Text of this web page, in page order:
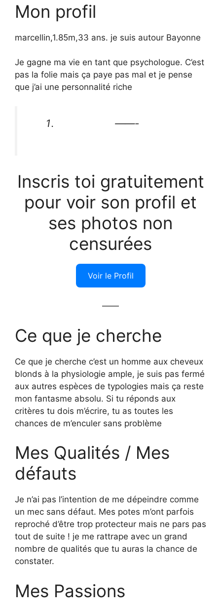
Mon profil
marcellin,1.85m,33 ans. je suis autour Bayonne
Je gagne ma vie en tant que psychologue. C’est
pas la folie mais ça paye pas mal et je pense
que j’ai une personnalité riche
——-
Inscris toi gratuitement
pour voir son profil et
ses photos non
censurées
Voir le Profil
——
Ce que je cherche
Ce que je cherche c’est un homme aux cheveux
blonds à la physiologie ample, je suis pas fermé
aux autres espèces de typologies mais ça reste
mon fantasme absolu. Si tu réponds aux
critères tu dois m’écrire, tu as toutes les
chances de m’enculer sans problème
Mes Qualités / Mes
défauts
Je n’ai pas l’intention de me dépeindre comme
un mec sans défaut. Mes potes m’ont parfois
reproché d’être trop protecteur mais ne pars pas
tout de suite ! je me rattrape avec un grand
nombre de qualités que tu auras la chance de
constater.
Mes Passions